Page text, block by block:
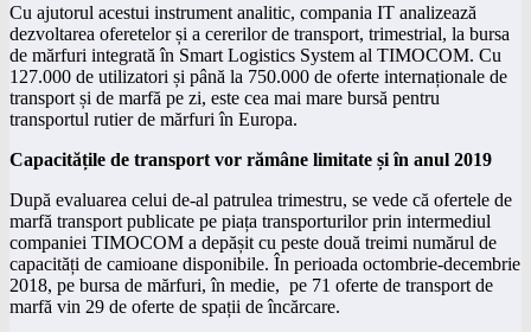
Cu ajutorul acestui instrument analitic, compania IT analizează
dezvoltarea oferetelor și a cererilor de transport, trimestrial, la bursa
de mărfuri integrată în Smart Logistics System al TIMOCOM. Cu
127.000 de utilizatori și până la 750.000 de oferte internaționale de
transport și de marfă pe zi, este cea mai mare bursă pentru
transportul rutier de mărfuri în Europa.
Capacitățile de transport vor rămâne limitate și în anul 2019
După evaluarea celui de-al patrulea trimestru, se vede că ofertele de
marfă transport publicate pe piața transporturilor prin intermediul
companiei TIMOCOM a depășit cu peste două treimi numărul de
capacități de camioane disponibile. În perioada octombrie-decembrie
2018, pe bursa de mărfuri, în medie, pe 71 oferte de transport de
marfă vin 29 de oferte de spații de încărcare.